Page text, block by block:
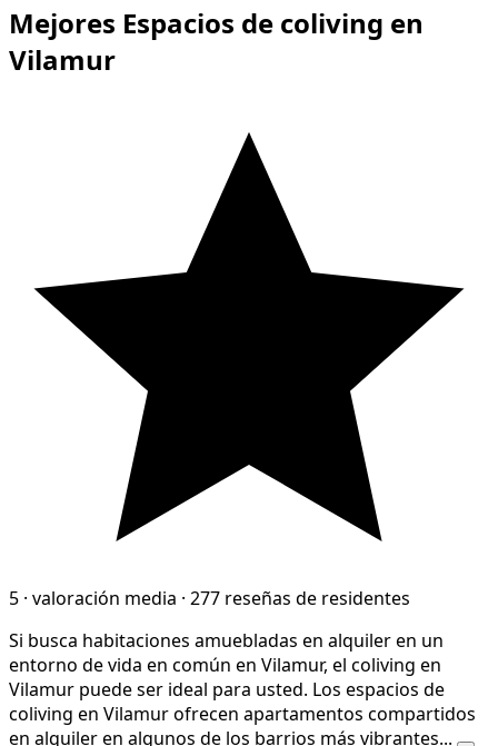
Mejores Espacios de coliving en
Vilamur
5 · valoración media · 277 reseñas de residentes
Si busca habitaciones amuebladas en alquiler en un
entorno de vida en común en Vilamur, el coliving en
Vilamur puede ser ideal para usted. Los espacios de
coliving en Vilamur ofrecen apartamentos compartidos
en alquiler en algunos de los barrios más vibrantes...